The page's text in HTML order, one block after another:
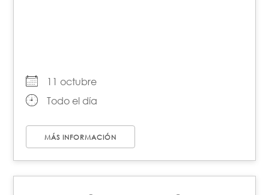
11 octubre
Todo el día
MÁS INFORMACIÓN